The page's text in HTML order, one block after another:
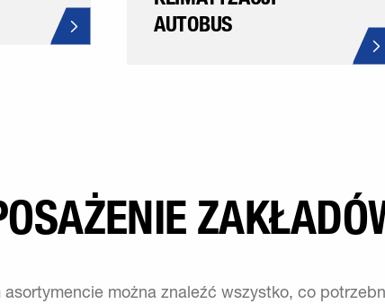
AUTOBUS
asortymencie można znaleźć wszystko, co